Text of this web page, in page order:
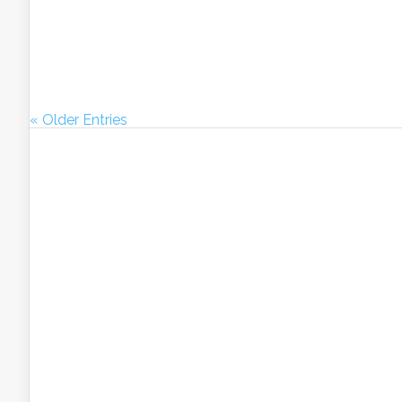
« Older Entries